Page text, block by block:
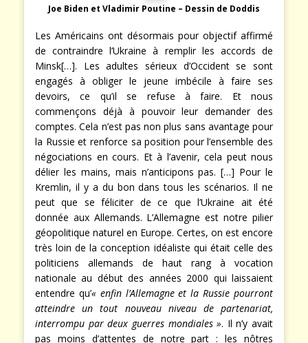
Joe Biden et Vladimir Poutine – Dessin de Doddis
Les Américains ont désormais pour objectif affirmé
de contraindre l’Ukraine à remplir les accords de
Minsk[…]. Les adultes sérieux d’Occident se sont
engagés à obliger le jeune imbécile à faire ses
devoirs, ce qu’il se refuse à faire. Et nous
commençons déjà à pouvoir leur demander des
comptes. Cela n’est pas non plus sans avantage pour
la Russie et renforce sa position pour l’ensemble des
négociations en cours. Et à l’avenir, cela peut nous
délier les mains, mais n’anticipons pas. […] Pour le
Kremlin, il y a du bon dans tous les scénarios. Il ne
peut que se féliciter de ce que l’Ukraine ait été
donnée aux Allemands. L’Allemagne est notre pilier
géopolitique naturel en Europe. Certes, on est encore
très loin de la conception idéaliste qui était celle des
politiciens allemands de haut rang à vocation
nationale au début des années 2000 qui laissaient
entendre qu’« enfin l’Allemagne et la Russie pourront
atteindre un tout nouveau niveau de partenariat,
interrompu par deux guerres mondiales ». Il n’y avait
pas moins d’attentes de notre part : les nôtres